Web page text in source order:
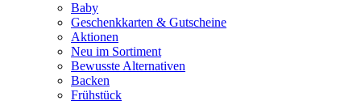
Baby
Geschenkkarten & Gutscheine
Aktionen
Neu im Sortiment
Bewusste Alternativen
Backen
Frühstück